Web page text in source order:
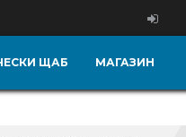
ЩАБ МАГАЗИН